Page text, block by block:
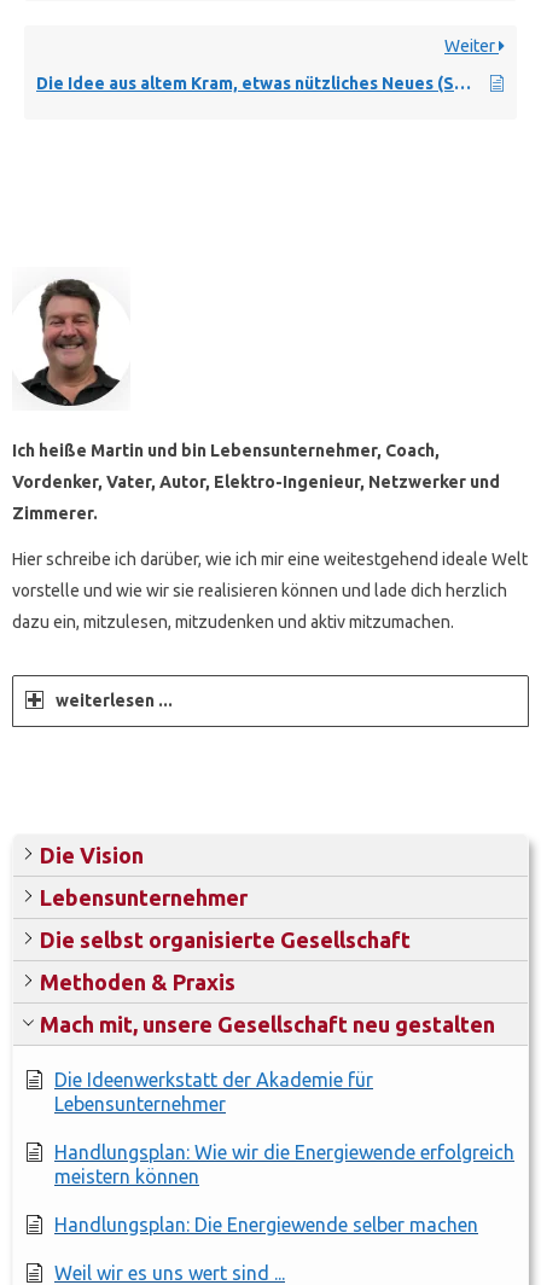
Ich heiße Martin und bin Lebensunternehmer, Coach,
Vordenker, Vater, Autor, Elektro-Ingenieur, Netzwerker und
Zimmerer.
Hier schreibe ich darüber, wie ich mir eine weitestgehend ideale Welt
vorstelle und wie wir sie realisieren können und lade dich herzlich
dazu ein, mitzulesen, mitzudenken und aktiv mitzumachen.
weiterlesen ...
Die Vision
Lebensunternehmer
Die selbst organisierte Gesellschaft
Methoden & Praxis
Mach mit, unsere Gesellschaft neu gestalten
Die Ideenwerkstatt der Akademie für
Lebensunternehmer
Handlungsplan: Wie wir die Energiewende erfolgreich
meistern können
Handlungsplan: Die Energiewende selber machen
Weil wir es uns wert sind ...
Weiter
Die Idee aus altem Kram, etwas nützliches Neues (Solarkollektor, Windrad, Solaranlage) selbst zu bauen